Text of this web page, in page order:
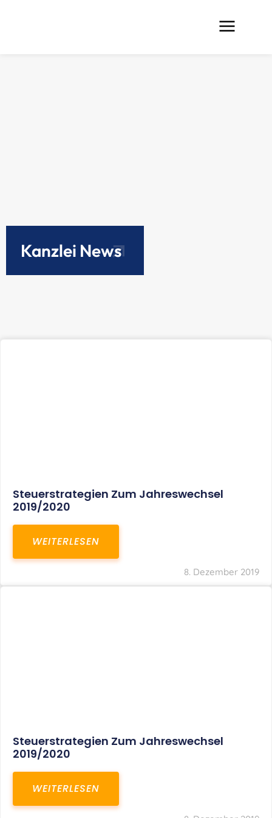
Kanzlei News
Steuerstrategien Zum Jahreswechsel
2019/2020
WEITERLESEN
8. Dezember 2019
Steuerstrategien Zum Jahreswechsel
2019/2020
WEITERLESEN